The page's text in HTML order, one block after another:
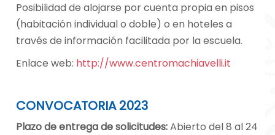
Posibilidad de alojarse por cuenta propia en pisos
(habitación individual o doble) o en hoteles a
través de información facilitada por la escuela.
Enlace web: http://www.centromachiavelli.it
CONVOCATORIA 2023
Plazo de entrega de solicitudes:Abierto del 8 al 24